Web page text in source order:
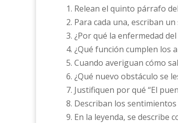
1. Relean el quinto párrafo
2. Para cada una, escriban
3. ¿Por qué la enfermedad
4. ¿Qué función cumplen los
5. Cuando averiguan cómo
6. ¿Qué nuevo obstáculo se
7. Justifiquen por qué “El
8. Describan los
9. En la leyenda, se describe